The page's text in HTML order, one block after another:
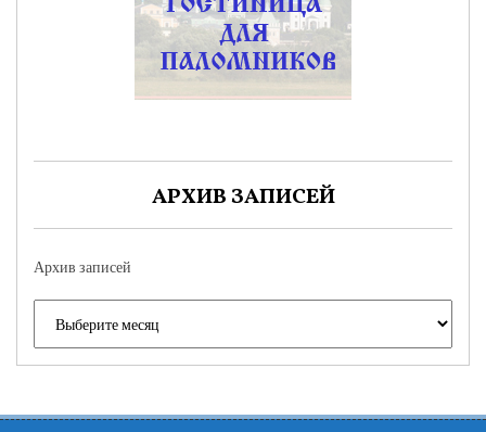
АРХИВ ЗАПИСЕЙ
Архив записей